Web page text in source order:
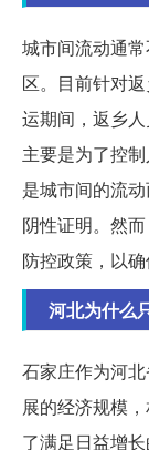
城市间流动通
区。目前针对
运期间，返乡
主要是为了控
是城市间的流
阴性证明。然
防控政策，以确
河北为什么
石家庄作为河
展的经济规模
了满足日益增